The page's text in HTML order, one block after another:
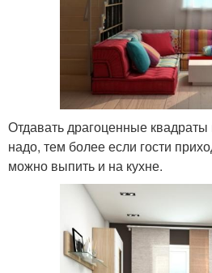
Отдавать драгоценные
надо, тем более если гости
можно выпить и на кухне.